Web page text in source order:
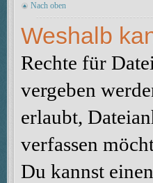
Nach oben
Weshalb
Rechte für
vergeben
erlaubt,
verfassen
Du kannst